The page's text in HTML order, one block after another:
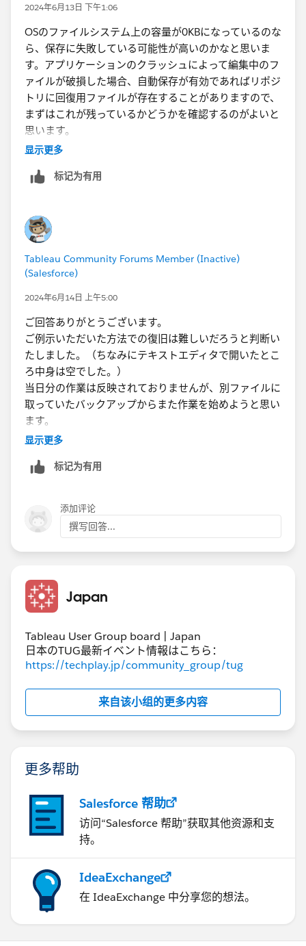
2024年6月13日 下午1:06
OSのファイルシステム上の容量が0KBになっているのな
ら、保存に失敗している可能性が高いのかなと思いま
す。アプリケーションのクラッシュによって編集中のフ
ァイルが破損した場合、自動保存が有効であればリポジ
トリに回復用ファイルが存在することがありますので、
まずはこれが残っているかどうかを確認するのがよいと
思います。
作業内容の保存 - Tableau
ただ、今回はドライブの容量不足とのことなのでバック
す。その場合は手元に残った（見かけ上の容量が）0KB
のファイルをテキストエディタで開いて中身がどうなっ
ているか、もし中身が残っているなら問題の箇所の修正
を試みるということも一応検討できます、望み薄です
が...。あとは組織の管理下にある端末なら端末のバック
アップシステムに痕跡があるかを調べてもらうこともで
显示更多
标记为有用
Tableau Community Forums Member (Inactive)
(Salesforce)
2024年6月14日 上午5:00
ご回答ありがとうございます。
ご例示いただいた方法での復旧は難しいだろうと判断い
たしました。（ちなみにテキストエディタで開いたとこ
ろ中身は空でした。）
当日分の作業は反映されておりませんが、別ファイルに
取っていたバックアップからまた作業を始めようと思い
ます。
显示更多
标记为有用
添加评论
撰写回答...
Japan
Tableau User Group board | Japan
日本のTUG最新イベント情報はこちら：
https://techplay.jp/community_group/tug
来自该小组的更多内容
更多帮助
Salesforce 帮助
访问“Salesforce 帮助”获取其他资源和支
持。
IdeaExchange
在 IdeaExchange 中分享您的想法。